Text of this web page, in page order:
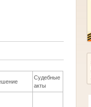
Судебные
акты